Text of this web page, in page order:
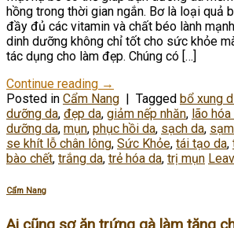
hồng trong thời gian ngắn. Bơ là loại quả
đầy đủ các vitamin và chất béo lành
dinh dưỡng không chỉ tốt cho sức khỏe
tác dụng cho làm đẹp. Chúng có […]
Continue reading →
Posted in Cẩm Nang Tagged bổ xung
dưỡng da, đẹp da, giảm nếp nhăn, lão
dưỡng da, mụn, phục hồi da, sạch da,
se khít lỗ chân lông, Sức Khỏe, tái tạo da,
bào chết, trắng da, trẻ hóa da, trị mụn
Cẩm Nang